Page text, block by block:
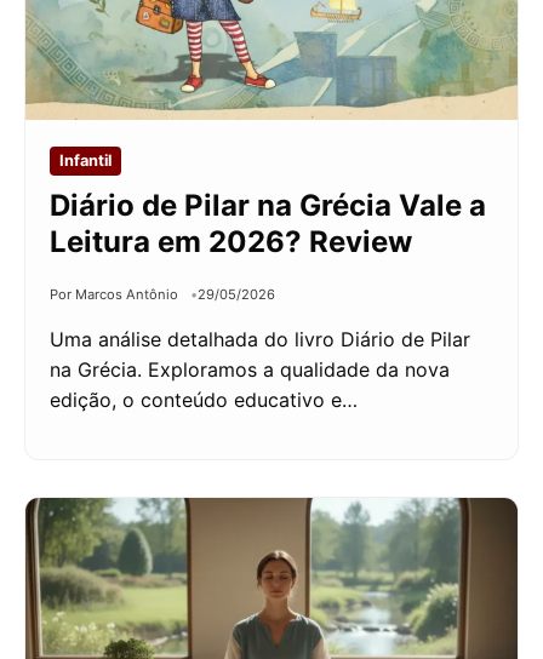
Infantil
Diário de Pilar na Grécia Vale a
Leitura em 2026? Review
Por Marcos Antônio 29/05/2026
Uma análise detalhada do livro Diário de Pilar
na Grécia. Exploramos a qualidade da nova
edição, o conteúdo educativo e…